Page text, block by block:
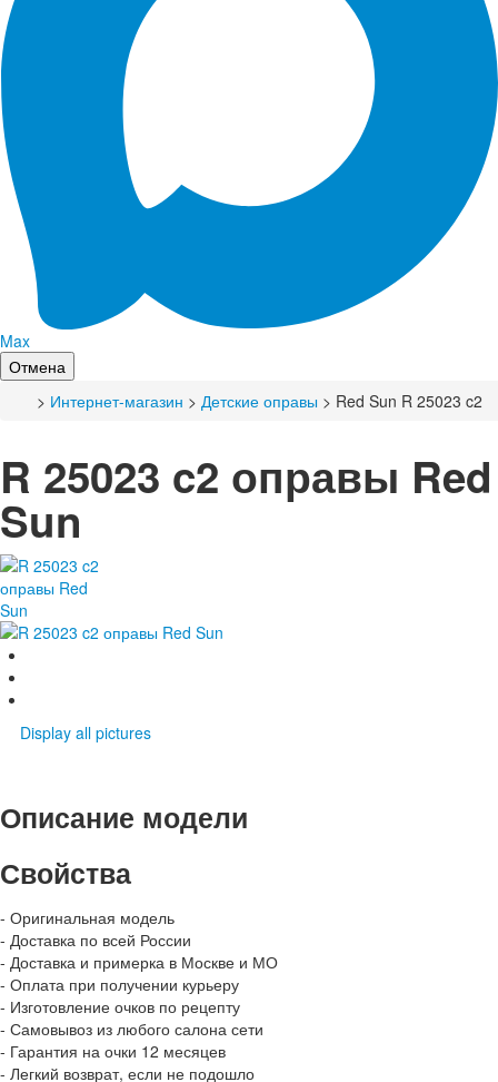
Max
Отмена
> Интернет-магазин > Детские оправы > Red Sun R 25023 c2
R 25023 c2 оправы Red
Sun
Display all pictures
Описание модели
Свойства
- Оригинальная модель
- Доставка по всей России
- Доставка и примерка в Москве и МО
- Оплата при получении курьеру
- Изготовление очков по рецепту
- Самовывоз из любого салона сети
- Гарантия на очки 12 месяцев
- Легкий возврат, если не подошло